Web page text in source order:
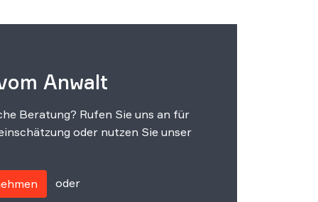
Anwalt
Beratung? Rufen Sie uns an für
oder nutzen Sie unser
oder